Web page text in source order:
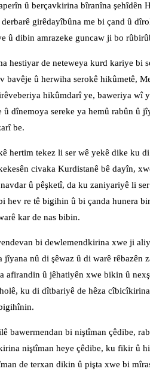
û berçavkirina bîranîna şehîdên
girêdayîbûna me bi çand û
û dibin amrazeke guncaw ji bo
hestiyar de neteweya kurd kariye bi
bavêje û herwiha serokê hikûmetê,
hikûmdarî ye, baweriya wî
û dînemoya sereke ya hemû rabûn û
be.
hertim tekez li ser wê yekê dike ku
civaka Kurdistanê bê dayîn,
û pêşketî, da ku zaniyariyê li
hev re tê bigihin û bi çanda hunera
kar de nas bibin.
bi dewlemendkirina xwe ji
jîyana nû di şêwaz û di warê rêbazên
afirandin û jêhatiyên xwe bikin û
ku di dîtbariyê de hêza
bawermendan bi niştîman çêdibe,
niştîman heye çêdibe, ku fikir û
de terxan dikin û pişta xwe bi